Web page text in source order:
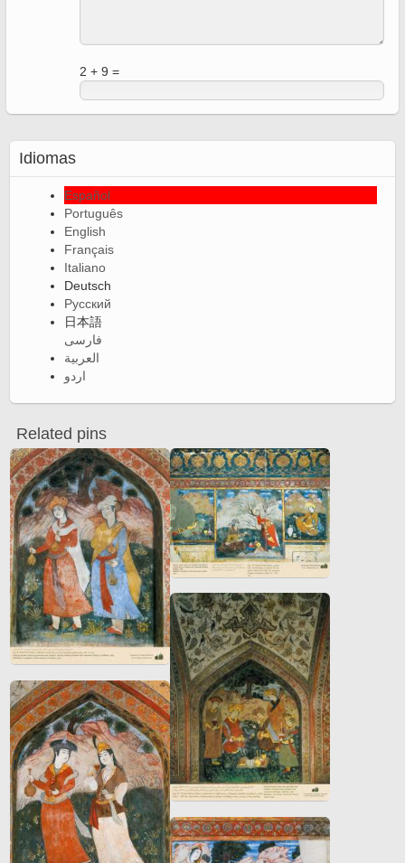
2 + 9 =
Idiomas
Español
Português
English
Français
Italiano
Deutsch
Русский
日本語
فارسی
العربية
اردو
Related pins